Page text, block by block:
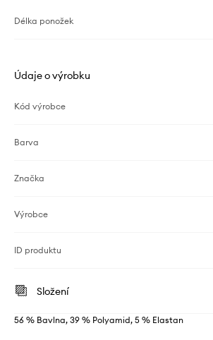
Délka ponožek
Údaje o výrobku
Kód výrobce
Barva
Značka
Výrobce
ID produktu
Složení
56 % Bavlna, 39 % Polyamid, 5 % Elastan